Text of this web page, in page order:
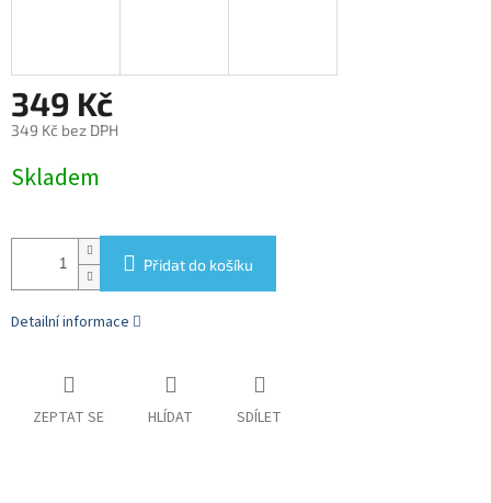
349 Kč
349 Kč bez DPH
cena:
Skladem
Přidat do košíku
Detailní informace
ZEPTAT SE HLÍDAT SDÍLET